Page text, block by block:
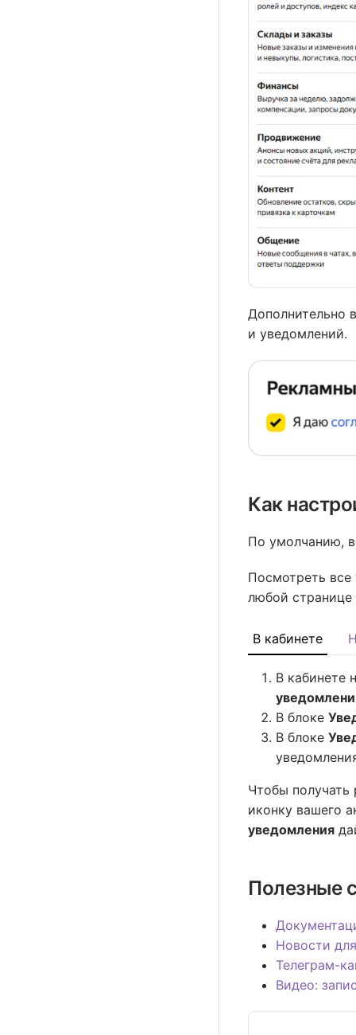
Дополнительно
и уведомлений.
Как
По умолчанию,
Посмотреть
любой
В кабинете
В кабинете
В блоке
В блоке
Чтобы
иконку вашего
уведомления
Полезные
Новости
Телеграм-
Видео: